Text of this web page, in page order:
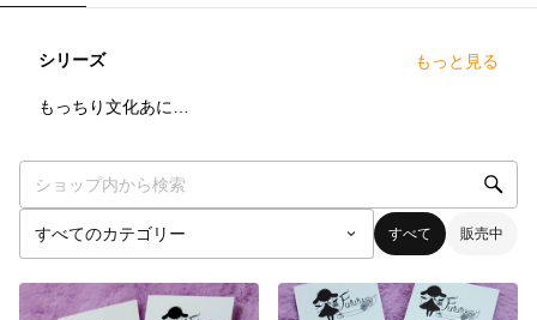
シリーズ もっと見る
すべて 販売中